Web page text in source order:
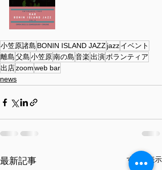
小笠原諸島 BONIN ISLAND JAZZ jazzイベント
離島父島小笠原南の島音楽出演ボランティア
出店zoomweb bar
news
最新記事 すべて表示